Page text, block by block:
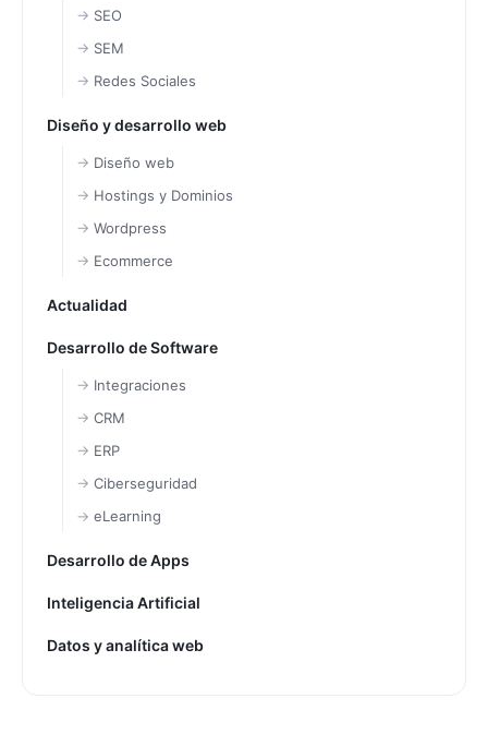
SEO
SEM
Redes Sociales
Diseño y desarrollo web
Diseño web
Hostings y Dominios
Wordpress
Ecommerce
Actualidad
Desarrollo de Software
Integraciones
CRM
ERP
Ciberseguridad
eLearning
Desarrollo de Apps
Inteligencia Artificial
Datos y analítica web